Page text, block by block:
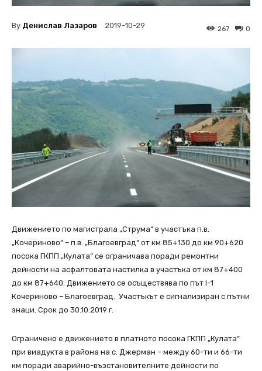
By Денислав Лазаров 2019-10-29 0
267
Движението по магистрала „Струма“ в участъка п.в.
„Кочериново“ – п.в. „Благоевград“ от км 85+130 до км 90+620
посока ГКПП „Кулата“ се ограничава поради ремонтни
дейности на асфалтовата настилка в участъка от км 87+400
до км 87+640. Движението се осъществява по път I-1
Кочериново – Благоевград. Участъкът е сигнализиран с пътни
знаци. Срок до 30.10.2019 г.
Ограничено е движението в платното посока ГКПП „Кулата“
при виадукта в района на с. Джерман – между 60-ти и 66-ти
км поради аварийно-възстановителните дейности по